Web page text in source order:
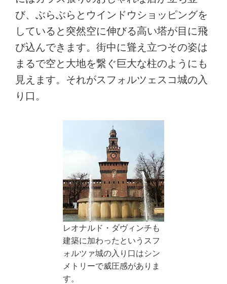
び、ぶらぶらとウインドウショッピングを
していると突然空に伸びる高い塔が目に飛
び込んできます。街中に聳え立つその姿は
まるで空と大地を繋ぐ巨大な柱のようにも
見えます。それがスフォルツェスコ城の入
り口。
レオナルド・ダヴィンチも
建築に加わったというスフ
ォルツァ城の入り口はシン
メトリーで威圧感がありま
す。